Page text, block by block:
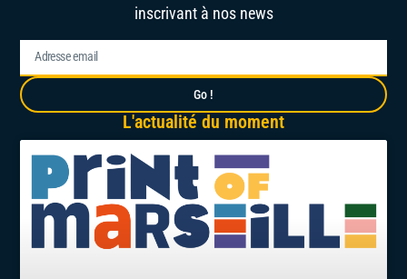
inscrivant à nos news
Go !
L'actualité du moment